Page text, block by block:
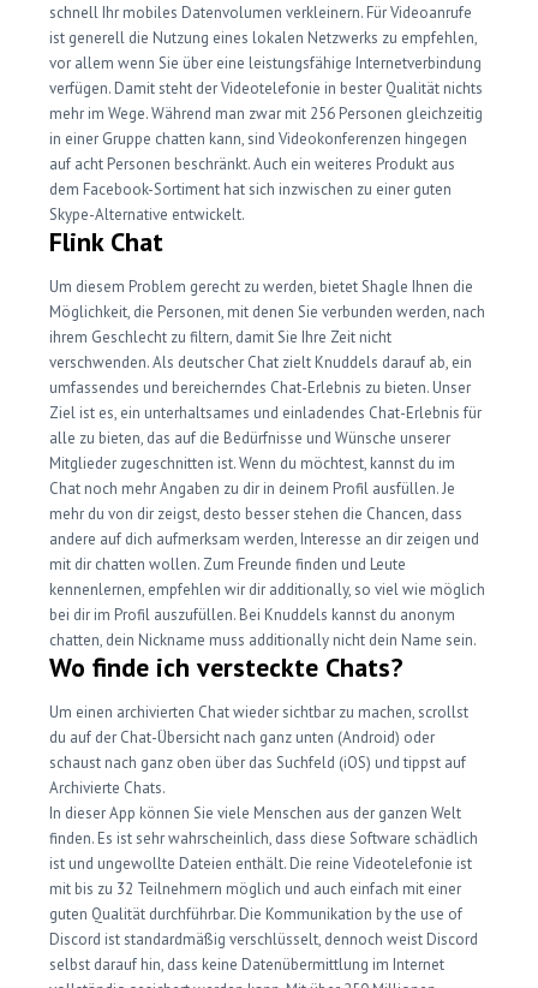
schnell Ihr mobiles Datenvolumen verkleinern. Für Videoanrufe
ist generell die Nutzung eines lokalen Netzwerks zu empfehlen,
vor allem wenn Sie über eine leistungsfähige Internetverbindung
verfügen. Damit steht der Videotelefonie in bester Qualität nichts
mehr im Wege. Während man zwar mit 256 Personen gleichzeitig
in einer Gruppe chatten kann, sind Videokonferenzen hingegen
auf acht Personen beschränkt. Auch ein weiteres Produkt aus
dem Facebook-Sortiment hat sich inzwischen zu einer guten
Skype-Alternative entwickelt.
Flink Chat
Um diesem Problem gerecht zu werden, bietet Shagle Ihnen die
Möglichkeit, die Personen, mit denen Sie verbunden werden, nach
ihrem Geschlecht zu filtern, damit Sie Ihre Zeit nicht
verschwenden. Als deutscher Chat zielt Knuddels darauf ab, ein
umfassendes und bereicherndes Chat-Erlebnis zu bieten. Unser
Ziel ist es, ein unterhaltsames und einladendes Chat-Erlebnis für
alle zu bieten, das auf die Bedürfnisse und Wünsche unserer
Mitglieder zugeschnitten ist. Wenn du möchtest, kannst du im
Chat noch mehr Angaben zu dir in deinem Profil ausfüllen. Je
mehr du von dir zeigst, desto besser stehen die Chancen, dass
andere auf dich aufmerksam werden, Interesse an dir zeigen und
mit dir chatten wollen. Zum Freunde finden und Leute
kennenlernen, empfehlen wir dir additionally, so viel wie möglich
bei dir im Profil auszufüllen. Bei Knuddels kannst du anonym
chatten, dein Nickname muss additionally nicht dein Name sein.
Wo finde ich versteckte Chats?
Um einen archivierten Chat wieder sichtbar zu machen, scrollst
du auf der Chat-Übersicht nach ganz unten (Android) oder
schaust nach ganz oben über das Suchfeld (iOS) und tippst auf
Archivierte Chats.
In dieser App können Sie viele Menschen aus der ganzen Welt
finden. Es ist sehr wahrscheinlich, dass diese Software schädlich
ist und ungewollte Dateien enthält. Die reine Videotelefonie ist
mit bis zu 32 Teilnehmern möglich und auch einfach mit einer
guten Qualität durchführbar. Die Kommunikation by the use of
Discord ist standardmäßig verschlüsselt, dennoch weist Discord
selbst darauf hin, dass keine Datenübermittlung im Internet